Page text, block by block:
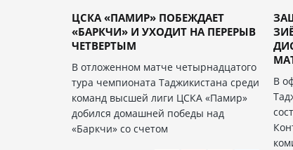
ЦСКА «ПАМИР» ПОБЕЖДАЕТ
«БАРКЧИ» И УХОДИТ НА ПЕРЕРЫВ
ЧЕТВЕРТЫМ
В отложенном матче четырнадцатого
тура чемпионата Таджикистана среди
команд высшей лиги ЦСКА «Памир»
добился домашней победы над
«Баркчи» со счетом
В